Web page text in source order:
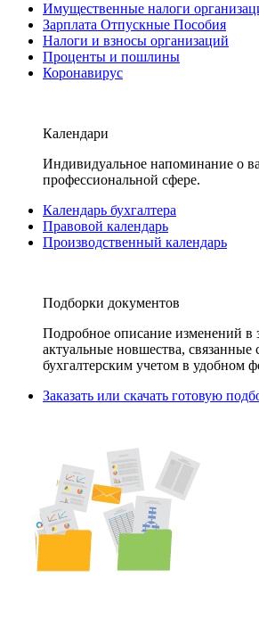
Имущественные налоги
Зарплата Отпускные Пособия
Налоги и взносы организаций
Проценты и пошлины
Коронавирус
Календари
Индивидуальное напоминание о
профессиональной сфере.
Календарь бухгалтера
Правовой календарь
Производственный календарь
Подборки документов
Подробное описание изменений в
актуальные новшества, связанные
бухгалтерским учетом в удобном
Заказать или скачать готовую